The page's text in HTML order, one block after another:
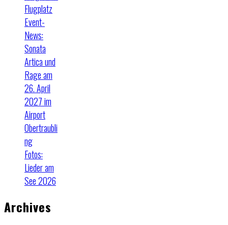
Flugplatz
Event-
News:
Sonata
Artica und
Rage am
26. April
2027 im
Airport
Obertraubli
ng
Fotos:
Lieder am
See 2026
Archives